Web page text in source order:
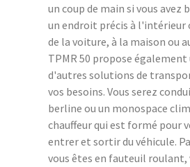
un coup de main si vous avez
un endroit précis à l'intérieur
de la voiture, à la maison ou
TPMR 50 propose également
d'autres solutions de
vos besoins. Vous serez
berline ou un monospace
chauffeur qui est formé pour
entrer et sortir du véhicule.
vous êtes en fauteuil roulant,